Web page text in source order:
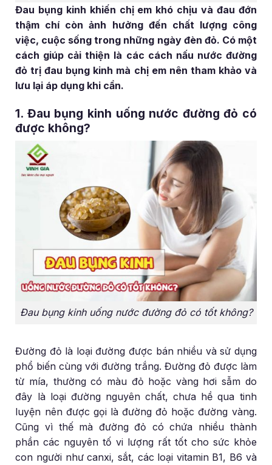
Đau bụng kinh khiến chị em khó chịu và đau đớn
thậm chí còn ảnh hưởng đến chất lượng công
việc, cuộc sống trong những ngày đèn đỏ. Có một
cách giúp cải thiện là các cách nấu nước đường
đỏ trị đau bụng kinh mà chị em nên tham khảo và
lưu lại áp dụng khi cần.
1. Đau bụng kinh uống nước đường đỏ có
được không?
Đau bụng kinh uống nước đường đỏ có tốt không?
Đường đỏ là loại đường được bán nhiều và sử dụng
phổ biến cùng với đường trắng. Đường đỏ được làm
từ mía, thường có màu đỏ hoặc vàng hơi sẫm do
đây là loại đường nguyên chất, chưa hề qua tinh
luyện nên được gọi là đường đỏ hoặc đường vàng.
Cũng vì thế mà đường đỏ có chứa nhiều thành
phần các nguyên tố vi lượng rất tốt cho sức khỏe
con người như canxi, sắt, các loại vitamin B1, B6 và